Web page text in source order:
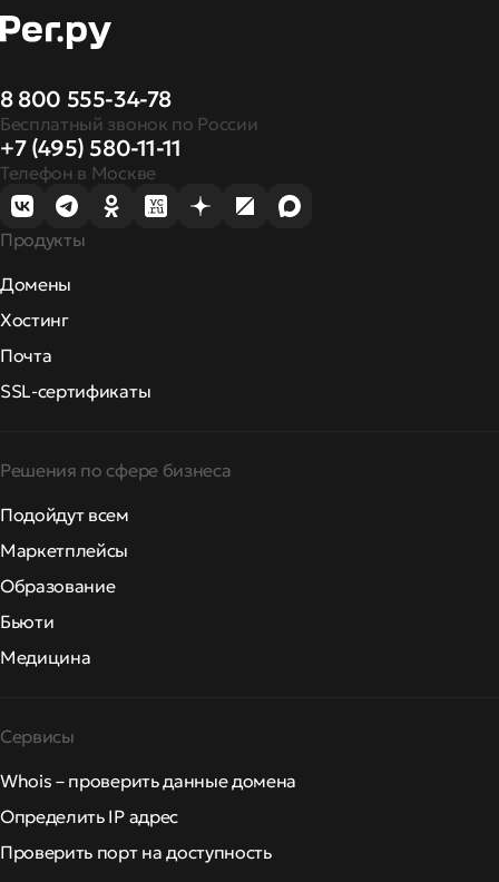
8 800 555-34-78
Бесплатный звонок по России
+7 (495) 580-11-11
Телефон в Москве
Продукты
Домены
Хостинг
Почта
SSL-сертификаты
Решения по сфере бизнеса
Подойдут всем
Маркетплейсы
Образование
Бьюти
Медицина
Сервисы
Whois – проверить данные домена
Определить IP адрес
Проверить порт на доступность